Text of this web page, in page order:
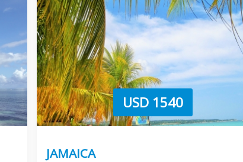
USD 1540
JAMAICA